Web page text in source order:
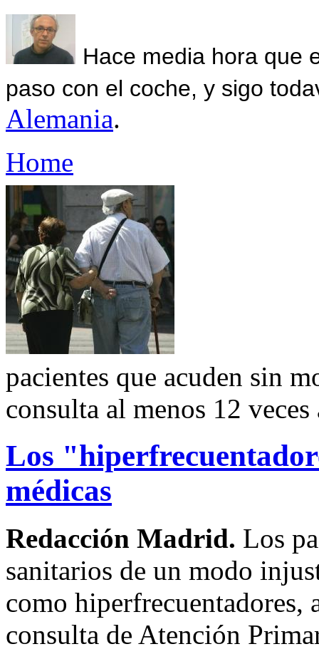
Hace media hora que
paso con el coche, y sigo
Alemania.
Home
pacientes que acuden sin
consulta al menos 12 veces
Los
médicas
Redacción Madrid. Los
sanitarios de un modo
como hiperfrecuentadores,
consulta de Atención